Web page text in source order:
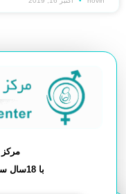
مرکز
با 18سال سابقه درمانی در شرق کشور